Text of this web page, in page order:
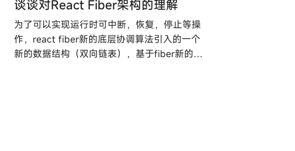
谈谈对React Fiber架构的理解
为了可以实现运行时可中断，恢复，停止等操
作，react fiber新的底层协调算法引入的一个
新的数据结构（双向链表），基于fiber新的协